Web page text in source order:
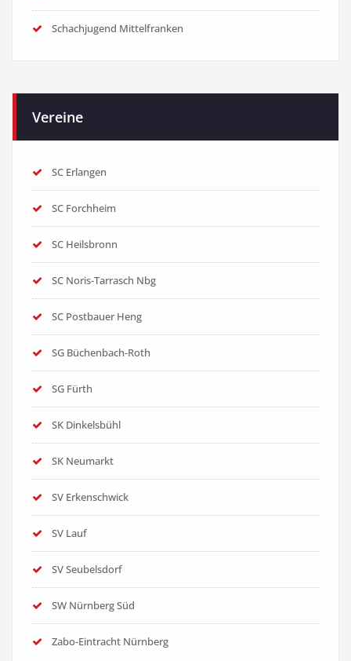
Schachjugend Mittelfranken
Vereine
SC Erlangen
SC Forchheim
SC Heilsbronn
SC Noris-Tarrasch Nbg
SC Postbauer Heng
SG Büchenbach-Roth
SG Fürth
SK Dinkelsbühl
SK Neumarkt
SV Erkenschwick
SV Lauf
SV Seubelsdorf
SW Nürnberg Süd
Zabo-Eintracht Nürnberg